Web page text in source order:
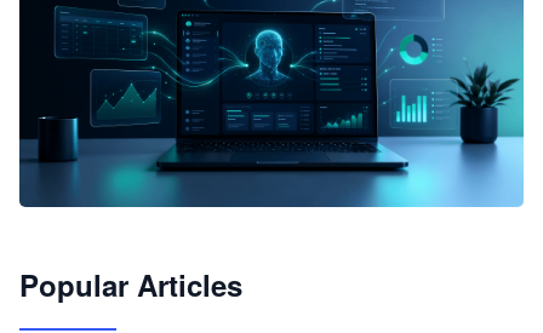
JimoClaw 桌面 AI Agent 工作台
Popular Articles